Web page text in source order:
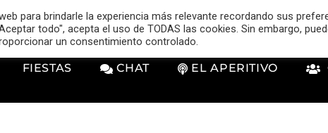
FIESTAS CHAT EL APERITIVO
para brindarle la experiencia más relevante recordando sus
todo", acepta el uso de TODAS las cookies. Sin embargo,
un consentimiento controlado.